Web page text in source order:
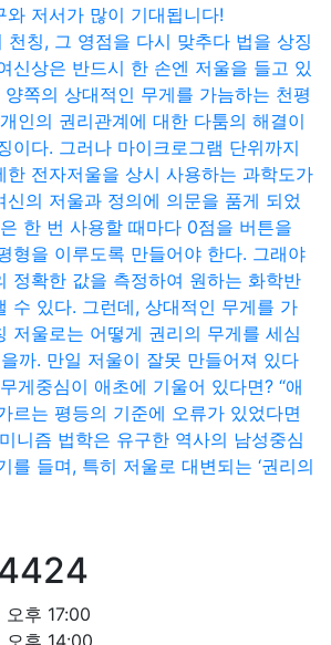
와 저서가 많이 기대됩니다!
천칭, 그 영점을 다시 맞추다 법을 상징
신상은 반드시 한 손엔 저울을 들고 있
쪽의 상대적인 무게를 가늠하는 천평
인의 권리관계에 대한 다툼의 해결이
이다. 그러나 마이크로그램 단위까지
한 전자저울을 상시 사용하는 과학도가
신의 저울과 정의에 의문을 품게 되었
한 번 사용할 때마다 0점을 버튼을
형을 이루도록 만들어야 한다. 그래야
정확한 값을 측정하여 원하는 화학반
수 있다. 그런데, 상대적인 무게를 가
저울로는 어떻게 권리의 무게를 세심
까. 만일 저울이 잘못 만들어져 있다
게중심이 애초에 기울어 있다면? “애
르는 평등의 기준에 오류가 있었다면
니즘 법학은 유구한 역사의 남성중심
를 들며, 특히 저울로 대변되는 ‘권리의
후 17:00
오후 14:00